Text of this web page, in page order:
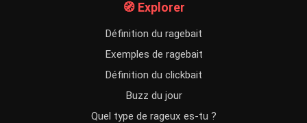
🧭 Explorer
Définition du ragebait
Exemples de ragebait
Définition du clickbait
Buzz du jour
Quel type de rageux es-tu ?